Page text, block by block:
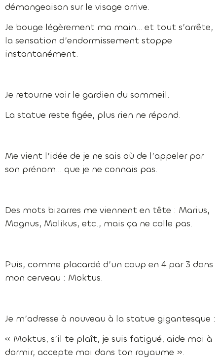
démangeaison sur le visage arrive.
Je bouge légèrement ma main… et tout s’arrête,
la sensation d’endormissement stoppe
instantanément.
Je retourne voir le gardien du sommeil.
La statue reste figée, plus rien ne répond.
Me vient l’idée de je ne sais où de l’appeler par
son prénom… que je ne connais pas.
Des mots bizarres me viennent en tête : Marius,
Magnus, Malikus, etc., mais ça ne colle pas.
Puis, comme placardé d’un coup en 4 par 3 dans
mon cerveau : Moktus.
Je m’adresse à nouveau à la statue gigantesque :
« Moktus, s’il te plaît, je suis fatigué, aide moi à
dormir, accepte moi dans ton royaume ».